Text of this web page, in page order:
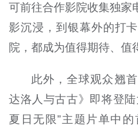
可前往合作影院收集独家
影沉浸，到银幕外的打
院，都成为值得期待、值
此外，全球观众翘
达洛人与古古》即将登
夏日无限”主题片单中